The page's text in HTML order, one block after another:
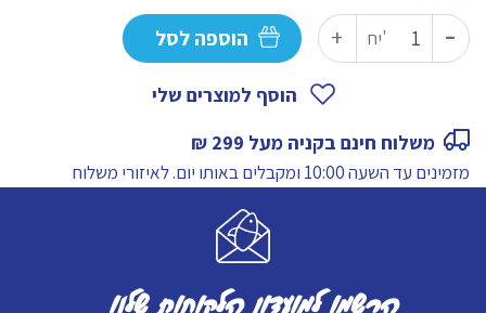
-
כמות
של
יחידה
יח' + הוספה לסל
הוסף למוצרים שלי
משלוח חינם בקניה מעל 299 ₪
מזמינים עד השעה 10:00 ומקבלים באותו יום. לאיזורי משלוח
הרשמו למועדון הלקוחות שלנו